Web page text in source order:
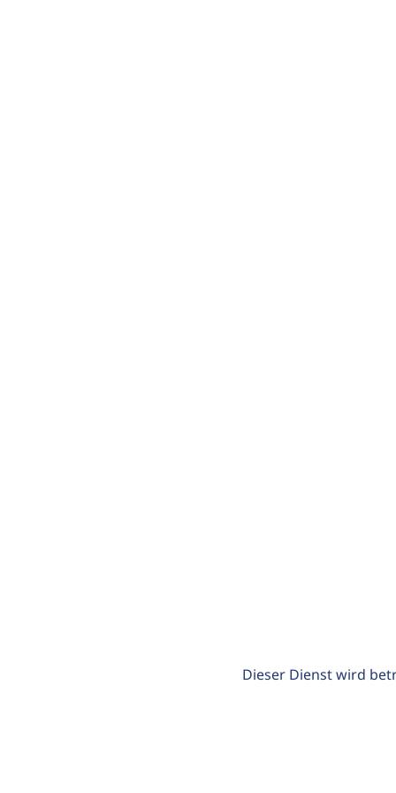
Dieser Dienst wird